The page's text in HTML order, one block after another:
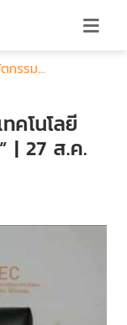
กรรม...
คโนโลยี
| 27 ส.ค.